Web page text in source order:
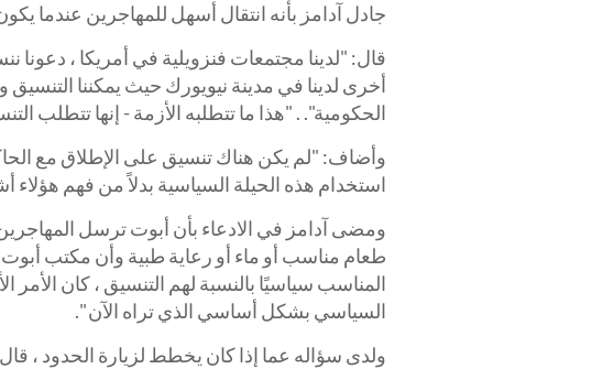
جادل آدامز بأنه انتقال أسهل للمهاجرين عندما
قال: "لدينا مجتمعات فنزويلية في أمريكا ، دعونا
أخرى لدينا في مدينة نيويورك حيث يمكننا
الحكومية". . "هذا ما تتطلبه الأزمة - إنها تتطلب
استخدام هذه الحيلة السياسية بدلاً من فهم
طعام مناسب أو ماء أو رعاية طبية وأن مكتب
المناسب سياسيًا بالنسبة لهم التنسيق ، كان الأمر
السياسي بشكل أساسي الذي تراه الآن ".
ولدى سؤاله عما إذا كان يخطط لزيارة الحدود ،